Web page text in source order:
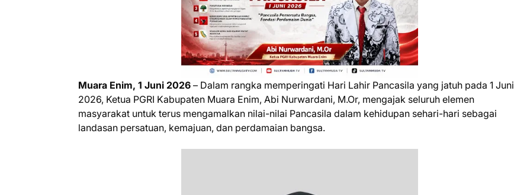
‎Muara Enim, 1 Juni 2026 – Dalam rangka memperingati Hari Lahir Pancasila yang jatuh pada 1 Juni
2026, Ketua PGRI Kabupaten Muara Enim, Abi Nurwardani, M.Or, mengajak seluruh elemen
masyarakat untuk terus mengamalkan nilai-nilai Pancasila dalam kehidupan sehari-hari sebagai
landasan persatuan, kemajuan, dan perdamaian bangsa.